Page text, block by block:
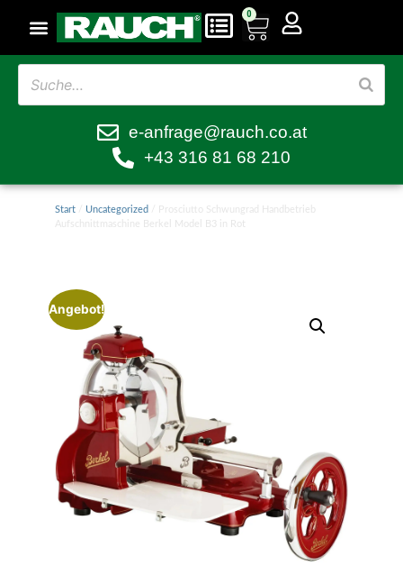
0
e-anfrage@rauch.co.at
+43 316 81 68 210
Start/ Uncategorized / Prosciutto Schwungrad Handbetrieb
Aufschnittmaschine Berkel Model B3 in Rot
Angebot!